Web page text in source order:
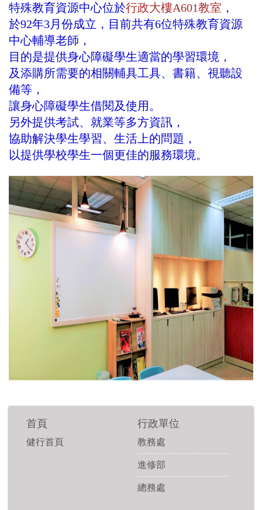
特殊教育資源中心位於行政大樓A601教室 ，
於92年3月份成立，目前共有6位特殊教育資源
中心輔導老師，
目的是提供身心障礙學生適當的學習環境，
及添購所需要的相關輔具工具、書籍、視聽設
備等，
讓身心障礙學生借閱及使用。
另外提供考試、就業等多方資訊，
協助解決學生學習、生活上的問題，
以提供學校學生一個更佳的服務環境。
首頁
健行首頁
行政單位
教務處
進修部
總務處